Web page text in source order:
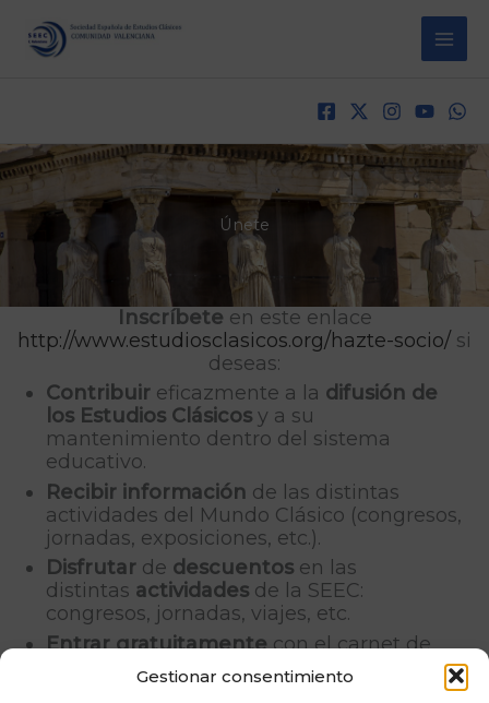
Gestionar consentimiento
contenido
Únete
Inscríbete en este enlace
http://www.estudiosclasicos.org/hazte-socio/ si
deseas:
Contribuireficazmente a la difusión de
los Estudios Clásicosy a su
mantenimiento dentro del sistema
educativo.
Recibir información de las distintas
actividades del Mundo Clásico (congresos,
jornadas, exposiciones, etc.).
Disfrutarde descuentosen las
distintas actividadesde la SEEC:
congresos, jornadas, viajes, etc.
Entrar gratuitamentecon el carnet de
socio en muchos
museos
nacionales e
internacionales.